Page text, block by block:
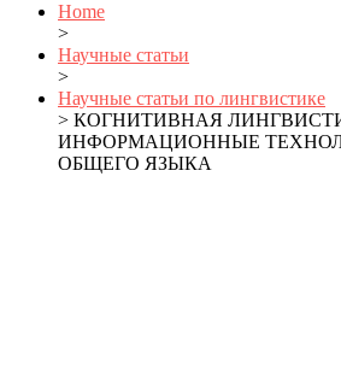
Home
>
Научные статьи
>
Научные статьи по лингвистике
> КОГНИТИВНАЯ
ИНФОРМАЦИОННЫЕ
ОБЩЕГО ЯЗЫКА